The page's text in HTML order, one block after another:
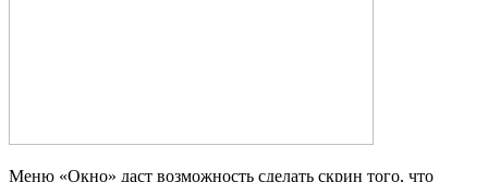
Меню «Окно» даст возможность сделать скрин того, что